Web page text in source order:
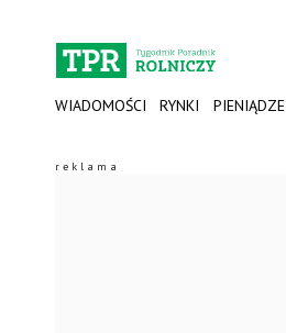
WIADOMOŚCI RYNKI PIENIĄDZE